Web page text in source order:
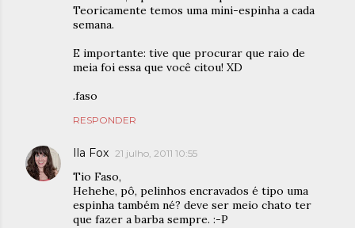
Teoricamente temos uma mini-espinha a cada
semana.
E importante: tive que procurar que raio de
meia foi essa que você citou! XD
.faso
RESPONDER
Ila Fox 21 julho, 2011 10:55
Tio Faso,
Hehehe, pô, pelinhos encravados é tipo uma
espinha também né? deve ser meio chato ter
que fazer a barba sempre. :-P